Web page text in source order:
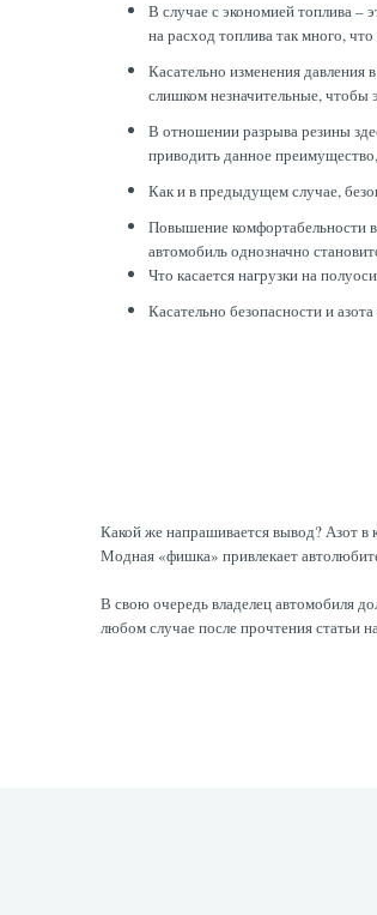
В случае с экономией топлива –
на расход топлива так много,
Касательно изменения
слишком незначительные, чтобы
В отношении разрыва резины
приводить данное
Как и в предыдущем случае,
Повышение комфортабельности
автомобиль однозначно
Что касается нагрузки на
Касательно безопасности и
Какой же напрашивается вывод? Азот
Модная «фишка» привлекает
В свою очередь владелец автомобиля
любом случае после прочтения статьи